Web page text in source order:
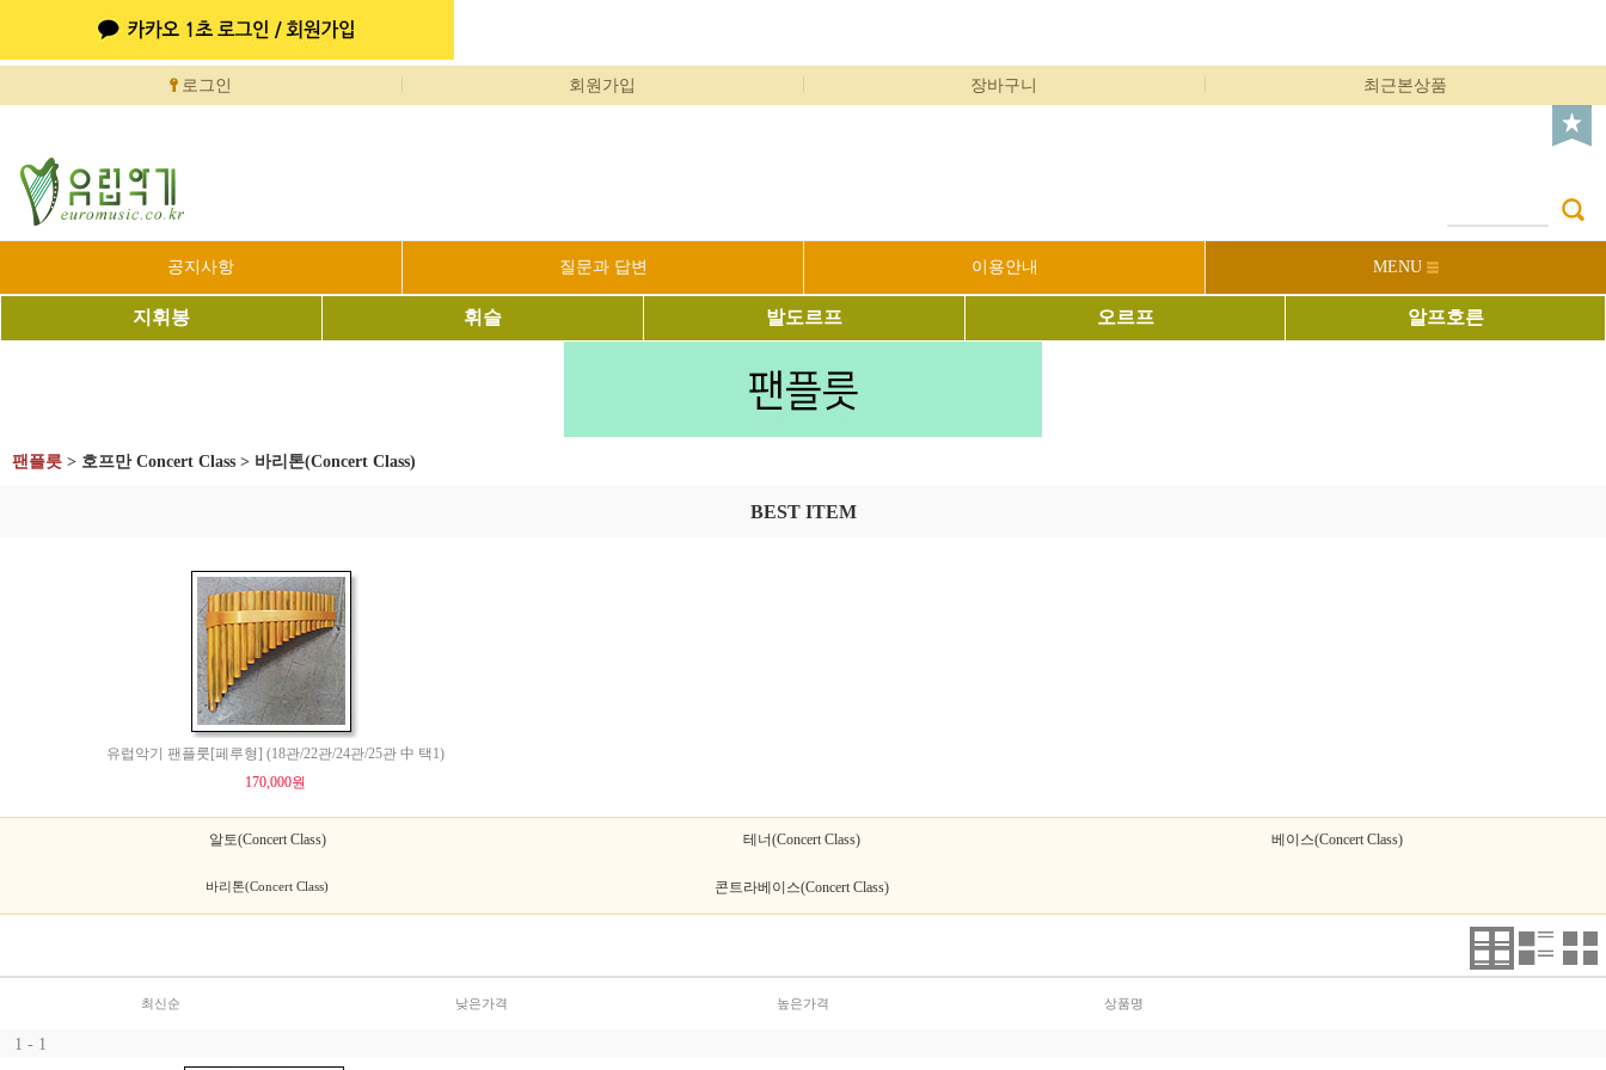
로그인 회원가입 장바구니 최근본상품
공지사항 질문과 답변 이용안내 MENU
지휘봉 휘슬 발도르프 오르프 알프호른
팬플릇 > 호프만 Concert Class > 바리톤(Concert Class)
BEST ITEM
유럽악기 팬플룻[페루형] (18관/22관/24관/25관 中 택1)
170,000원
알토(Concert Class) 테너(Concert Class) 베이스(Concert Class)
바리톤(Concert Class) 콘트라베이스(Concert Class)
최신순 낮은가격 높은가격 상품명
1 - 1